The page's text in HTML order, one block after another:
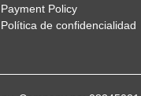
Política de confidencialidad